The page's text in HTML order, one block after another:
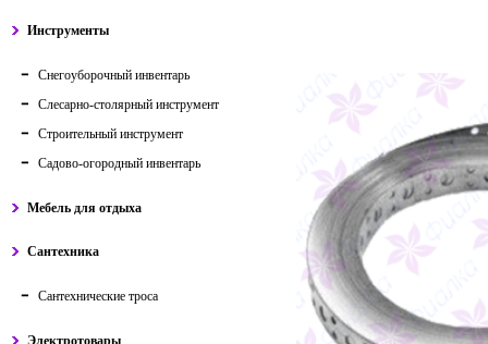
Инструменты
Снегоуборочный инвентарь
Слесарно-столярный инструмент
Строительный инструмент
Садово-огородный инвентарь
Мебель для отдыха
Сантехника
Сантехнические троса
Электротовары